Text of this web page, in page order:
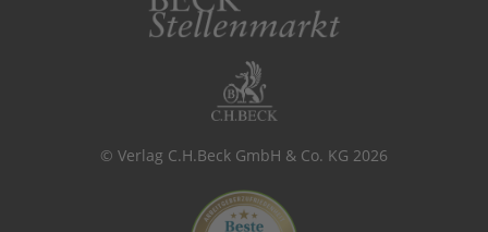
© Verlag C.H.Beck GmbH & Co. KG 2026